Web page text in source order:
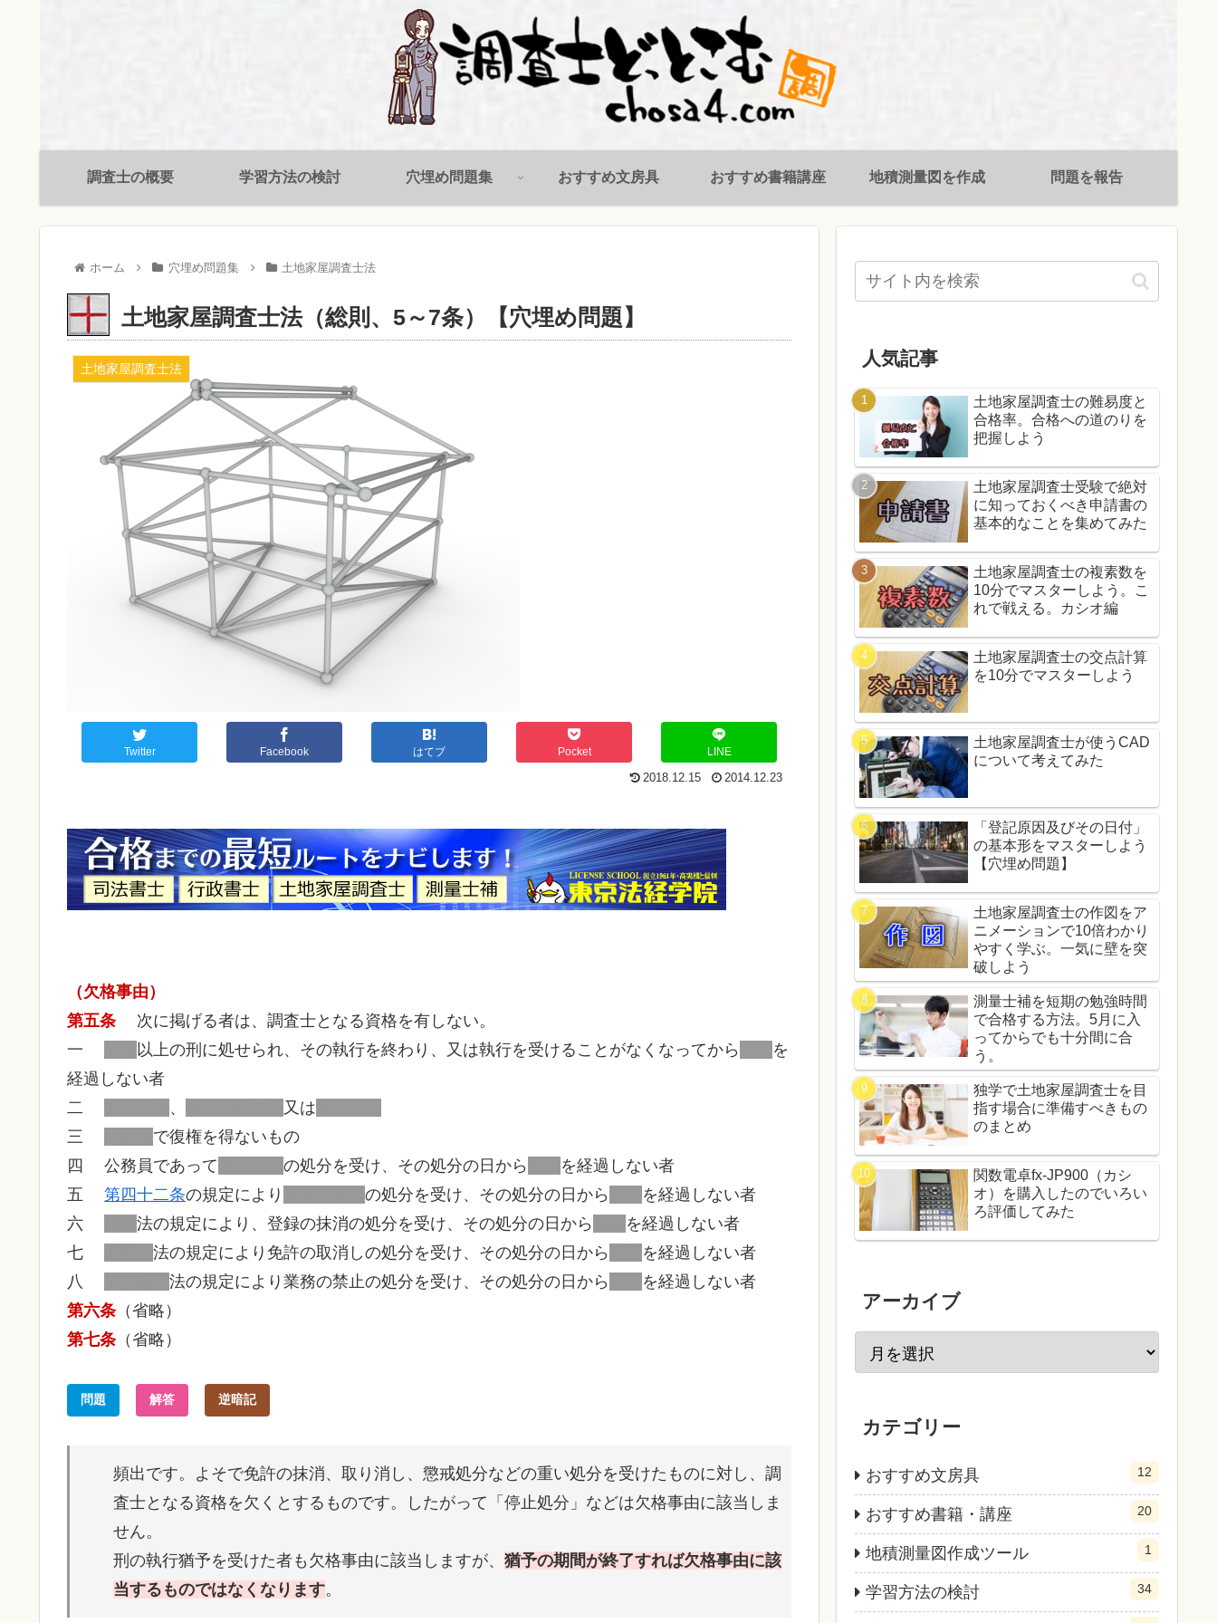
調査士の概要 学習方法の検討 穴埋め問題集 おすすめ文房具 おすすめ書籍講座 地積測量図を作成 問題を報告
ホーム 穴埋め問題集 土地家屋調査士法
土地家屋調査士法（総則、5～7条）【穴埋め問題】
土地家屋調査士法
Twitter Facebook はてブ Pocket LINE
2018.12.15 2014.12.23
（欠格事由）
第五条 次に掲げる者は、調査士となる資格を有しない。
一
以上の刑に処せられ、その執行を終わり、又は執行を受けることがなくなってから
を
経過しない者
二
、 又は
三
で復権を得ないもの
四 公務員であって
の処分を受け、その処分の日から
を経過しない者
五 第四十二条の規定により の処分を受け、その処分の日から
を経過しない者
六
法の規定により、登録の抹消の処分を受け、その処分の日から
を経過しない者
七
法の規定により免許の取消しの処分を受け、その処分の日から
を経過しない者
八
法の規定により業務の禁止の処分を受け、その処分の日から
を経過しない者
第六条 （省略）
第七条 （省略）
問題 解答 逆暗記
頻出です。よそで免許の抹消、取り消し、懲戒処分などの重い処分を受けたものに対し、調
査士となる資格を欠くとするものです。したがって「停止処分」などは欠格事由に該当しま
せん。
刑の執行猶予を受けた者も欠格事由に該当しますが、 猶予の期間が終了すれば欠格事由に該
当するものではなくなります。
人気記事
土地家屋調査士の難易度と
合格率。合格への道のりを
把握しよう
土地家屋調査士受験で絶対
に知っておくべき申請書の
基本的なことを集めてみた
土地家屋調査士の複素数を
10分でマスターしよう。こ
れで戦える。カシオ編
土地家屋調査士の交点計算
を10分でマスターしよう
土地家屋調査士が使うCAD
について考えてみた
「登記原因及びその日付」
の基本形をマスターしよう
【穴埋め問題】
土地家屋調査士の作図をア
ニメーションで10倍わかり
やすく学ぶ。一気に壁を突
破しよう
測量士補を短期の勉強時間
で合格する方法。5月に入
ってからでも十分間に合
う。
独学で土地家屋調査士を目
指す場合に準備すべきもの
のまとめ
関数電卓fx-JP900（カシ
オ）を購入したのでいろい
ろ評価してみた
アーカイブ
カテゴリー
おすすめ文房具 12
おすすめ書籍・講座 20
地積測量図作成ツール 1
学習方法の検討 34